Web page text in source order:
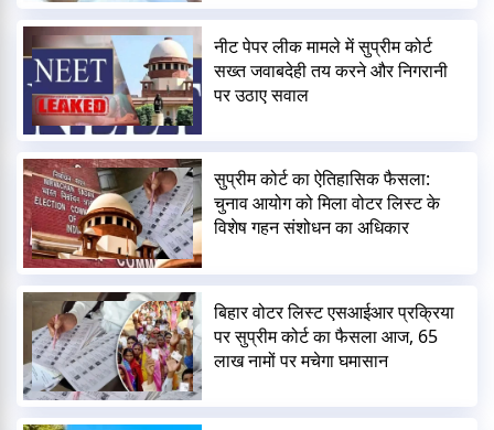
नीट पेपर लीक मामले में सुप्रीम कोर्ट
सख्त जवाबदेही तय करने और निगरानी
पर उठाए सवाल
सुप्रीम कोर्ट का ऐतिहासिक फैसला:
चुनाव आयोग को मिला वोटर लिस्ट के
विशेष गहन संशोधन का अधिकार
बिहार वोटर लिस्ट एसआईआर प्रक्रिया
पर सुप्रीम कोर्ट का फैसला आज, 65
लाख नामों पर मचेगा घमासान